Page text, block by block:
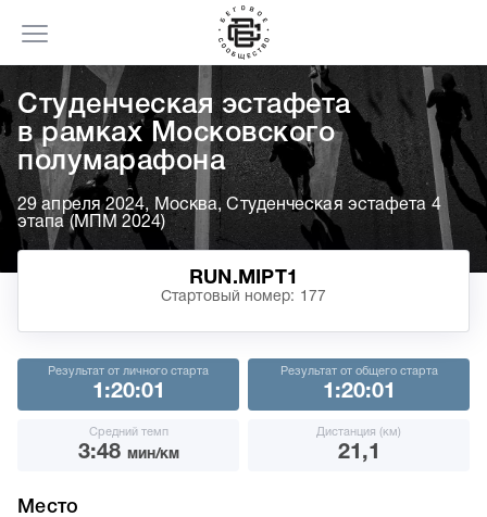
Cтуденческая эстафета
в рамках Московского
полумарафона
29 апреля 2024, Москва, Студенческая эстафета 4
этапа (МПМ 2024)
RUN.MIPT1
Стартовый номер: 177
Результат от личного старта
1:20:01
Результат от общего старта
1:20:01
Средний темп
3:48 мин/км
Дистанция (км)
21,1
Место